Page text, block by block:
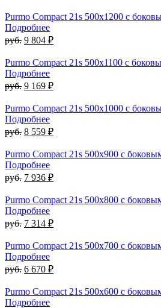
Purmo Compact 21s 500х1200 с
Подробнее
руб. 9 804 ₽
Purmo Compact 21s 500х1100 с
Подробнее
руб. 9 169 ₽
Purmo Compact 21s 500х1000 с
Подробнее
руб. 8 559 ₽
Purmo Compact 21s 500х900 с
Подробнее
руб. 7 936 ₽
Purmo Compact 21s 500х800 с
Подробнее
руб. 7 314 ₽
Purmo Compact 21s 500х700 с
Подробнее
руб. 6 670 ₽
Purmo Compact 21s 500х600 с
Подробнее